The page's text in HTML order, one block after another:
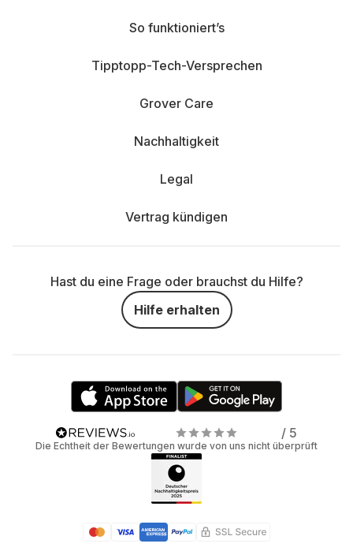
So funktioniert’s
Tipptopp-Tech-Versprechen
Grover Care
Nachhaltigkeit
Legal
Vertrag kündigen
Hast du eine Frage oder brauchst du Hilfe?
Hilfe erhalten
/ 5
Die Echtheit der Bewertungen wurde von uns nicht überprüft